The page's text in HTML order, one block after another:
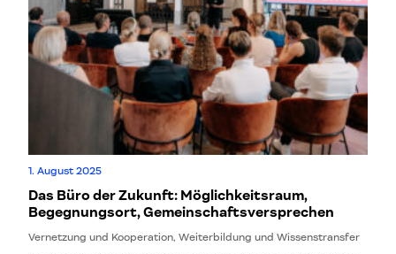
1. August 2025
Das Büro der Zukunft: Möglichkeitsraum,
Begegnungsort, Gemeinschaftsversprechen
Vernetzung und Kooperation, Weiterbildung und Wissenstransfer